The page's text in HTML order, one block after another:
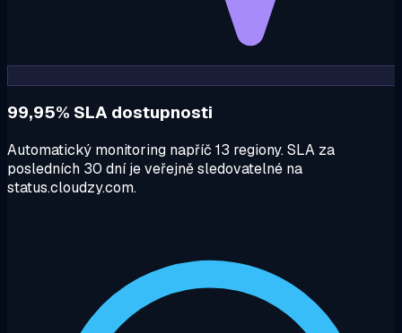
99,95% SLA dostupnosti
Automatický monitoring napříč 13 regiony. SLA za
posledních 30 dní je veřejně sledovatelné na
status.cloudzy.com.